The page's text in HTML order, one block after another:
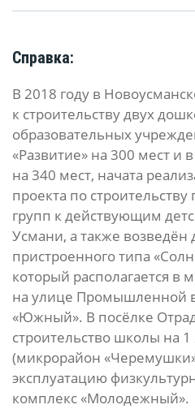
Справка:
В 2018 году в
к строительству двух
образовательных
«Развитие» на 300 мест и
на 340 мест, начата
проекта по
групп к действующим
Усмани, а также возведён
пристроенного типа
который располагается в
на улице Промышленной
«Южный». В посёлке
строительство школы на 1
(микрорайон
эксплуатацию
комплекс «Молодежный».